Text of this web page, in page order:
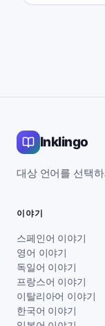
Inklingo
대상 언어를 선택
이야기
스페인어 이야기
영어 이야기
독일어 이야기
프랑스어 이야기
이탈리아어 이야기
한국어 이야기